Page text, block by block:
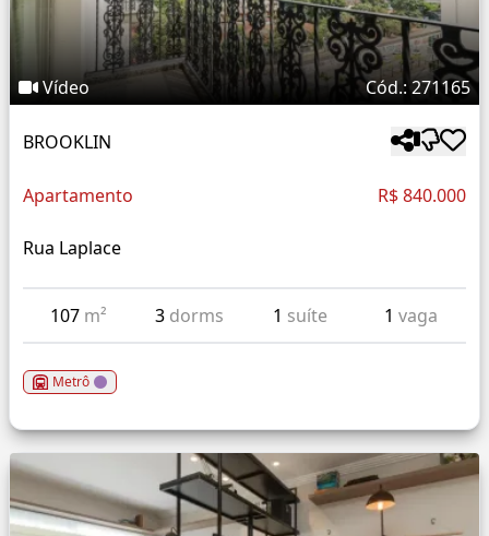
Vídeo Cód.: 271165
BROOKLIN
Apartamento R$ 840.000
Rua Laplace
107 m² 3 dorms 1 suíte 1 vaga
Metrô